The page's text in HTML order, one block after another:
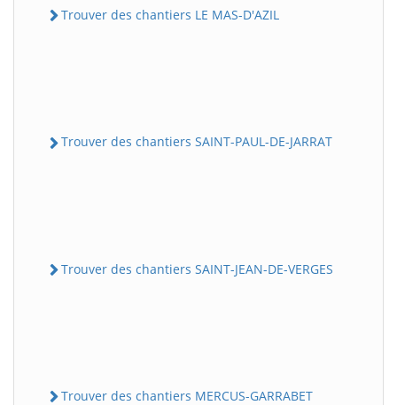
Trouver des chantiers LE MAS-D'AZIL
Trouver des chantiers SAINT-PAUL-DE-JARRAT
Trouver des chantiers SAINT-JEAN-DE-VERGES
Trouver des chantiers MERCUS-GARRABET